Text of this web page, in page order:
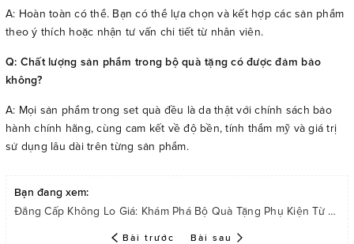
A: Hoàn toàn có thể. Bạn có thể lựa chọn và kết hợp các sản phẩm
theo ý thích hoặc nhận tư vấn chi tiết từ nhân viên.
Q: Chất lượng sản phẩm trong bộ quà tặng có được đảm bảo
không?
A: Mọi sản phẩm trong set quà đều là da thật với chính sách bảo
hành chính hãng, cùng cam kết về độ bền, tính thẩm mỹ và giá trị
sử dụng lâu dài trên từng sản phẩm.
Bạn đang xem:
Đẳng Cấp Không Lo Giá: Khám Phá Bộ Quà Tặng Phụ Kiện Từ Thương Hiệu LECOS
Bài trước Bài sau